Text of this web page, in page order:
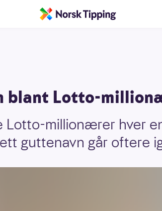
blant Lotto-
millionærer hver
guttenavn går oftere